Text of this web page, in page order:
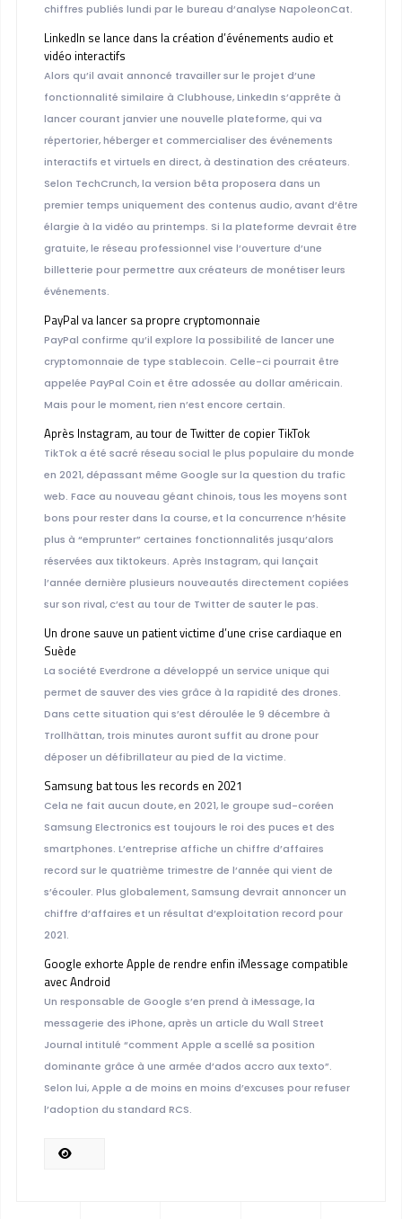
chiffres publiés lundi par le bureau d’analyse NapoleonCat.
LinkedIn se lance dans la création d’événements audio et
vidéo interactifs
Alors qu’il avait annoncé travailler sur le projet d’une
fonctionnalité similaire à Clubhouse, LinkedIn s’apprête à
lancer courant janvier une nouvelle plateforme, qui va
répertorier, héberger et commercialiser des événements
interactifs et virtuels en direct, à destination des créateurs.
Selon TechCrunch, la version bêta proposera dans un
premier temps uniquement des contenus audio, avant d’être
élargie à la vidéo au printemps. Si la plateforme devrait être
gratuite, le réseau professionnel vise l’ouverture d’une
billetterie pour permettre aux créateurs de monétiser leurs
événements.
PayPal va lancer sa propre cryptomonnaie
PayPal confirme qu’il explore la possibilité de lancer une
cryptomonnaie de type stablecoin. Celle-ci pourrait être
appelée PayPal Coin et être adossée au dollar américain.
Mais pour le moment, rien n’est encore certain.
Après Instagram, au tour de Twitter de copier TikTok
TikTok a été sacré réseau social le plus populaire du monde
en 2021, dépassant même Google sur la question du trafic
web. Face au nouveau géant chinois, tous les moyens sont
bons pour rester dans la course, et la concurrence n’hésite
plus à “emprunter” certaines fonctionnalités jusqu’alors
réservées aux tiktokeurs. Après Instagram, qui lançait
l’année dernière plusieurs nouveautés directement copiées
sur son rival, c’est au tour de Twitter de sauter le pas.
Un drone sauve un patient victime d’une crise cardiaque en
Suède
La société Everdrone a développé un service unique qui
permet de sauver des vies grâce à la rapidité des drones.
Dans cette situation qui s’est déroulée le 9 décembre à
Trollhättan, trois minutes auront suffit au drone pour
déposer un défibrillateur au pied de la victime.
Samsung bat tous les records en 2021
Cela ne fait aucun doute, en 2021, le groupe sud-coréen
Samsung Electronics est toujours le roi des puces et des
smartphones. L’entreprise affiche un chiffre d’affaires
record sur le quatrième trimestre de l’année qui vient de
s’écouler. Plus globalement, Samsung devrait annoncer un
chiffre d’affaires et un résultat d’exploitation record pour
2021.
Google exhorte Apple de rendre enfin iMessage compatible
avec Android
Un responsable de Google s’en prend à iMessage, la
messagerie des iPhone, après un article du Wall Street
Journal intitulé “comment Apple a scellé sa position
dominante grâce à une armée d’ados accro aux texto”.
Selon lui, Apple a de moins en moins d’excuses pour refuser
l’adoption du standard RCS.